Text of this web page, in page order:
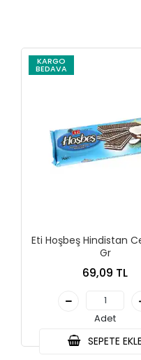
KARGO
BEDAVA
Eti Hoşbeş Hindistan
Gr
69,09 TL
Adet
SEPETE EKLE